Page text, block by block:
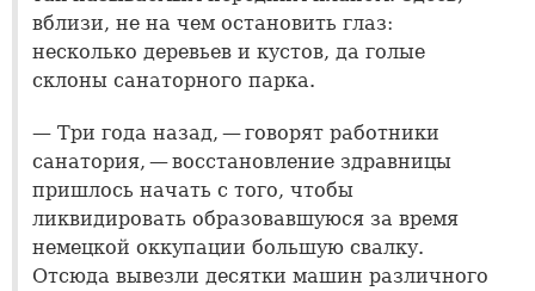
вблизи, не на чем остановить глаз:
несколько деревьев и кустов, да голые
склоны санаторного парка.
— Три года назад, — говорят работники
санатория, — восстановление здравницы
пришлось начать с того, чтобы
ликвидировать образовавшуюся за время
немецкой оккупации большую свалку.
Отсюда вывезли десятки машин различного